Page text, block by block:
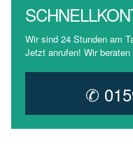
Wir sind 24 Stunden am
Jetzt anrufen! Wir beraten
✆